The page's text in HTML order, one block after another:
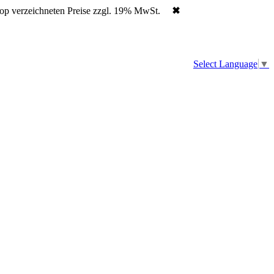
verzeichneten Preise zzgl. 19% MwSt.
✖
Select Language ▼